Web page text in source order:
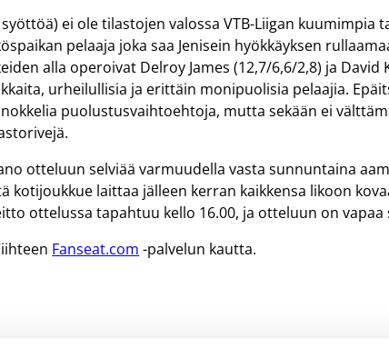
ei ole tilastojen valossa VTB-Liigan kuumimpia
pelaaja joka saa Jenisein hyökkäyksen
alla operoivat Delroy James (12,7/6,6/2,8) ja David
urheilullisia ja erittäin monipuolisia pelaajia.
puolustusvaihtoehtoja, mutta sekään ei
otteluun selviää varmuudella vasta sunnuntaina
kotijoukkue laittaa jälleen kerran kaikkensa likoon
ottelussa tapahtuu kello 16.00, ja otteluun on vapaa
Fanseat.com -palvelun kautta.